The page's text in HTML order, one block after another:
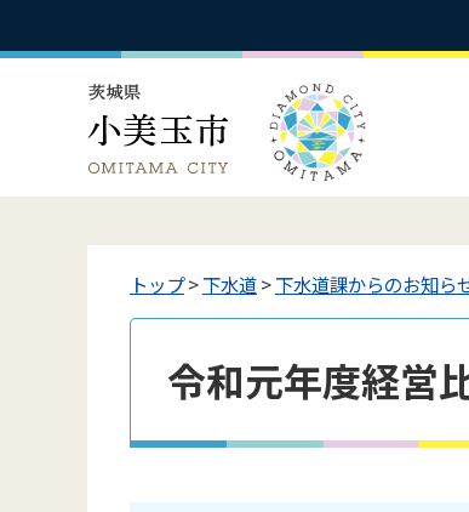
トップ>下水道>下水道課からのお知ら
令和元年度経営